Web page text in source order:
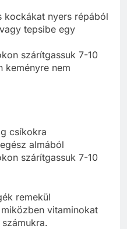
kockákat nyers répából
tepsibe egy
szárítgassuk 7-10
keményre nem
csíkokra
almából
szárítgassuk 7-10
remekül
vitaminokat